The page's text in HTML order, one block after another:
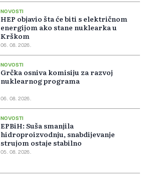
NOVOSTI
HEP objavio šta će biti s električnom
energijom ako stane nuklearka u
Krškom
06. 08. 2026.
NOVOSTI
Grčka osniva komisiju za razvoj
nuklearnog programa
06. 08. 2026.
NOVOSTI
EPBiH: Suša smanjila
hidroproizvodnju, snabdijevanje
strujom ostaje stabilno
05. 08. 2026.